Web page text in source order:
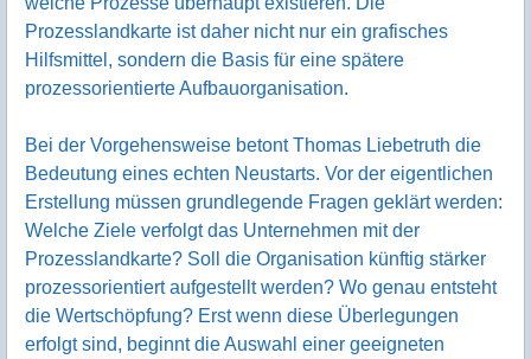
Prozesslandkarte ist daher nicht nur ein grafisches
Hilfsmittel, sondern die Basis für eine spätere
prozessorientierte Aufbauorganisation.
Bei der Vorgehensweise betont Thomas Liebetruth die
Bedeutung eines echten Neustarts. Vor der eigentlichen
Erstellung müssen grundlegende Fragen geklärt werden:
Welche Ziele verfolgt das Unternehmen mit der
Prozesslandkarte? Soll die Organisation künftig stärker
prozessorientiert aufgestellt werden? Wo genau entsteht
die Wertschöpfung? Erst wenn diese Überlegungen
erfolgt sind, beginnt die Auswahl einer geeigneten